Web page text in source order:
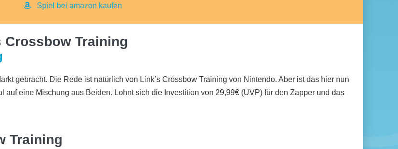
Spiel bei amazon kaufen
Crossbow Training
gebracht. Die Rede ist natürlich von Link’s Crossbow Training von Nintendo. Aber ist das hier nun
eine Mischung aus Beiden. Lohnt sich die Investition von 29,99€ (UVP) für den Zapper und das
Training